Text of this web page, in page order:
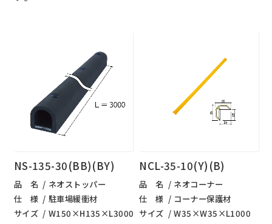
NS-135-30(BB)(BY)
品 名
ネオストッパー
仕 様
駐車場緩衝材
サイズ
W150×H135×L3000
NCL-35-10(Y)(B)
品 名
ネオコーナー
仕 様
コーナー保護材
サイズ
W35×W35×L1000